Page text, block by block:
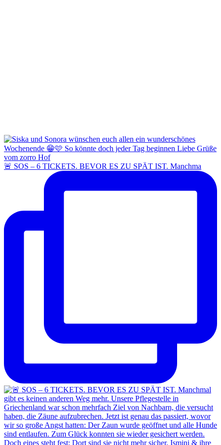
🚨 SOS – 6 TICKETS. BEVOR ES ZU SPÄT IST. Manchma